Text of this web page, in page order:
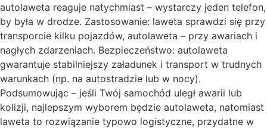
autolaweta reaguje natychmiast – wystarczy jeden telefon,
by była w drodze. Zastosowanie: laweta sprawdzi się przy
transporcie kilku pojazdów, autolaweta – przy awariach i
nagłych zdarzeniach. Bezpieczeństwo: autolaweta
gwarantuje stabilniejszy załadunek i transport w trudnych
warunkach (np. na autostradzie lub w nocy).
Podsumowując – jeśli Twój samochód uległ awarii lub
kolizji, najlepszym wyborem będzie autolaweta, natomiast
laweta to rozwiązanie typowo logistyczne, przydatne w